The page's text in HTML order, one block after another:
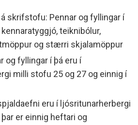
skrifstofu: Pennar og fyllingar í
kennaratyggjó, teiknibólur,
og stærri skjalamöppur
og fyllingar í þá eru í
milli stofu 25 og 27 og einnig í
eru í ljósritunarherbergi
er einnig heftari og